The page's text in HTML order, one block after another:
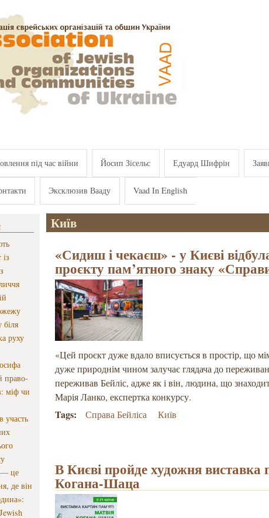
під час війни Йосип Зісельс Едуард Шифрін
Эксклюзив Вааду Vaad In English
біля
руху
право-
міф чи
участь
— це
де він
Київ
«Сидиш і чекаєш» - у Києві
проєкту пам’ятного знаку
«Цей проєкт дуже вдало вписується в простір, що
дуже природнім чином залучає глядача до
переживав Бейліс, адже як і він, людина, що
Марія Ланко, експертка конкурсу.
Tags: Справа Бейліса Київ
В Києві пройде художня виставка
Когана-Шаца